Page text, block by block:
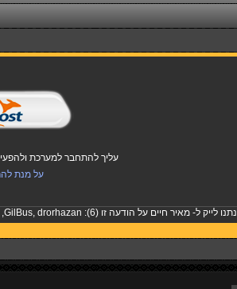
עליך להתחבר למערכת
על מנת
לייק ל- מאיר חיים על הודעה זו (6): GilBus, drorhazan
,